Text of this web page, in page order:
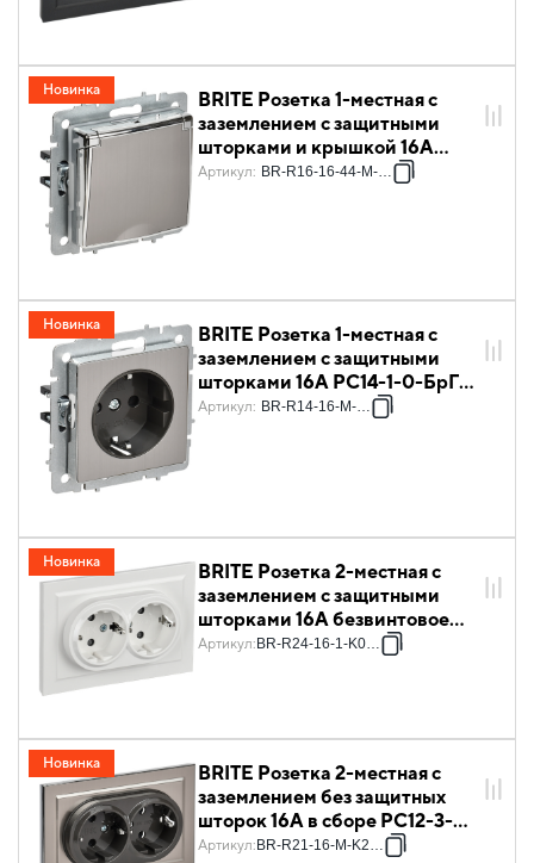
BRITE Розетка 1-местная с
заземлением с защитными
шторками и крышкой 16А
IP44 РСбш10-3-44-БрГН
Артикул: BR-R16-16-44-M-K23
Новинка
BRITE Розетка 1-местная с
заземлением с защитными
шторками 16А РС14-1-0-БрГН
металл хром/никель IEK
Артикул: BR-R14-16-M-K23
Новинка
BRITE Розетка 2-местная с
заземлением с защитными
шторками 16А безвинтовое
крепление в сборе РСш22-3-
Артикул: BR-R24-16-1-K01-F
Новинка
BRITE Розетка 2-местная с
заземлением без защитных
шторок 16А в сборе РС12-3-
БрГН металл хром/никель IEK
Артикул: BR-R21-16-M-K23-F
Новинка